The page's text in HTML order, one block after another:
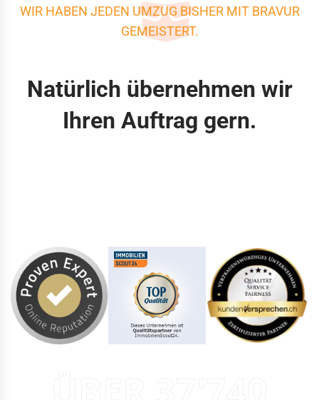
WIR HABEN JEDEN UMZUG BISHER MIT BRAVUR
GEMEISTERT.
Natürlich übernehmen wir
Ihren Auftrag gern.